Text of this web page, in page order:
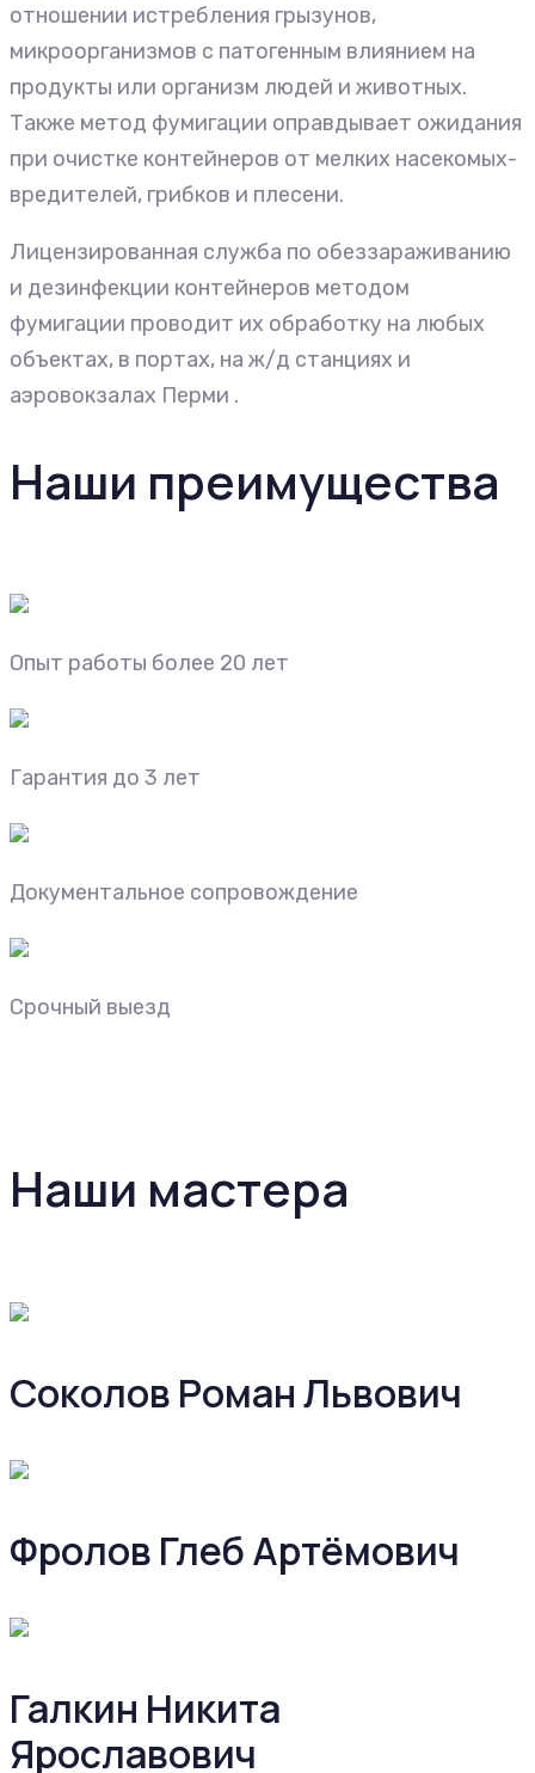
отношении истребления грызунов,
микроорганизмов с патогенным влиянием на
продукты или организм людей и животных.
Также метод фумигации оправдывает ожидания
при очистке контейнеров от мелких насекомых-
вредителей, грибков и плесени.
Лицензированная служба по обеззараживанию
и дезинфекции контейнеров методом
фумигации проводит их обработку на любых
объектах, в портах, на ж/д станциях и
аэровокзалах Перми .
Наши преимущества
Опыт работы более 20 лет
Гарантия до 3 лет
Документальное сопровождение
Срочный выезд
Наши мастера
Соколов Роман Львович
Фролов Глеб Артёмович
Галкин Никита
Ярославович